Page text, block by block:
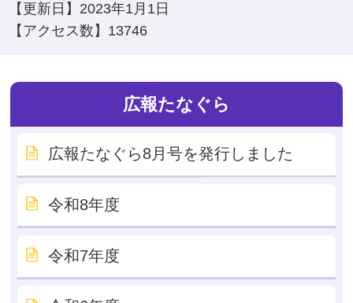
【更新日】 2023年1月1日
【アクセス数】 13746
広報たなぐら
広報たなぐら8月号を発行しました
令和8年度
令和7年度